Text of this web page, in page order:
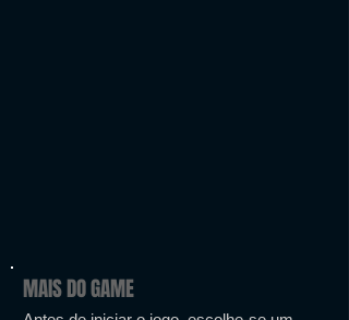
MAIS DO GAME